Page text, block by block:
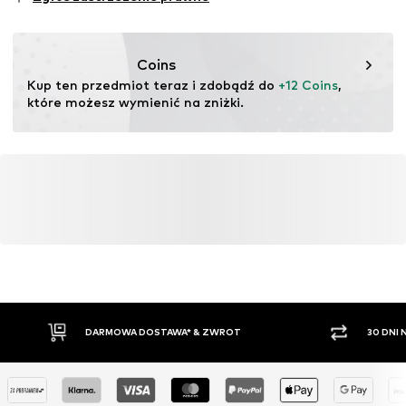
testu
Ten produkt zawiera materiały organiczne, których
ekosystemów poprzez rolnictwo ekologiczne poprzez
rezygnację z modyfikacji genetycznych oraz ograniczenie
zużycia wody i nawozów chemicznych.
Coins
Kup ten przedmiot teraz i zdobądź do +12 Coins,
które możesz wymienić na zniżki.
DARMOWA DOSTAWA* & ZWROT 30 DNI